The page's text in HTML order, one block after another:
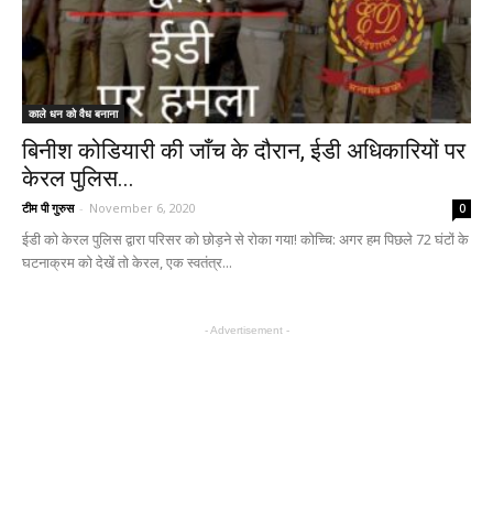
काले धन को वैध बनाना
बिनीश कोडियारी की जाँच के दौरान, ईडी अधिकारियों पर
केरल पुलिस...
टीम पी गुरुस - November 6, 2020 0
ईडी को केरल पुलिस द्वारा परिसर को छोड़ने से रोका गया! कोच्चि: अगर हम पिछले 72 घंटों के
घटनाक्रम को देखें तो केरल, एक स्वतंत्र...
- Advertisement -